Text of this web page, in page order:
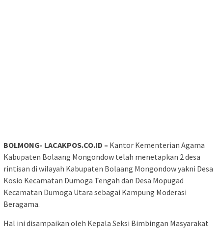
BOLMONG- LACAKPOS.CO.ID – Kantor Kementerian Agama
Kabupaten Bolaang Mongondow telah menetapkan 2 desa
rintisan di wilayah Kabupaten Bolaang Mongondow yakni Desa
Kosio Kecamatan Dumoga Tengah dan Desa Mopugad
Kecamatan Dumoga Utara sebagai Kampung Moderasi
Beragama.
Hal ini disampaikan oleh Kepala Seksi Bimbingan Masyarakat